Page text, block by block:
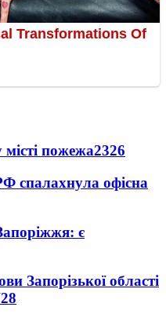
пожежа2326
спалахнула офісна
є
Запорізької області
28